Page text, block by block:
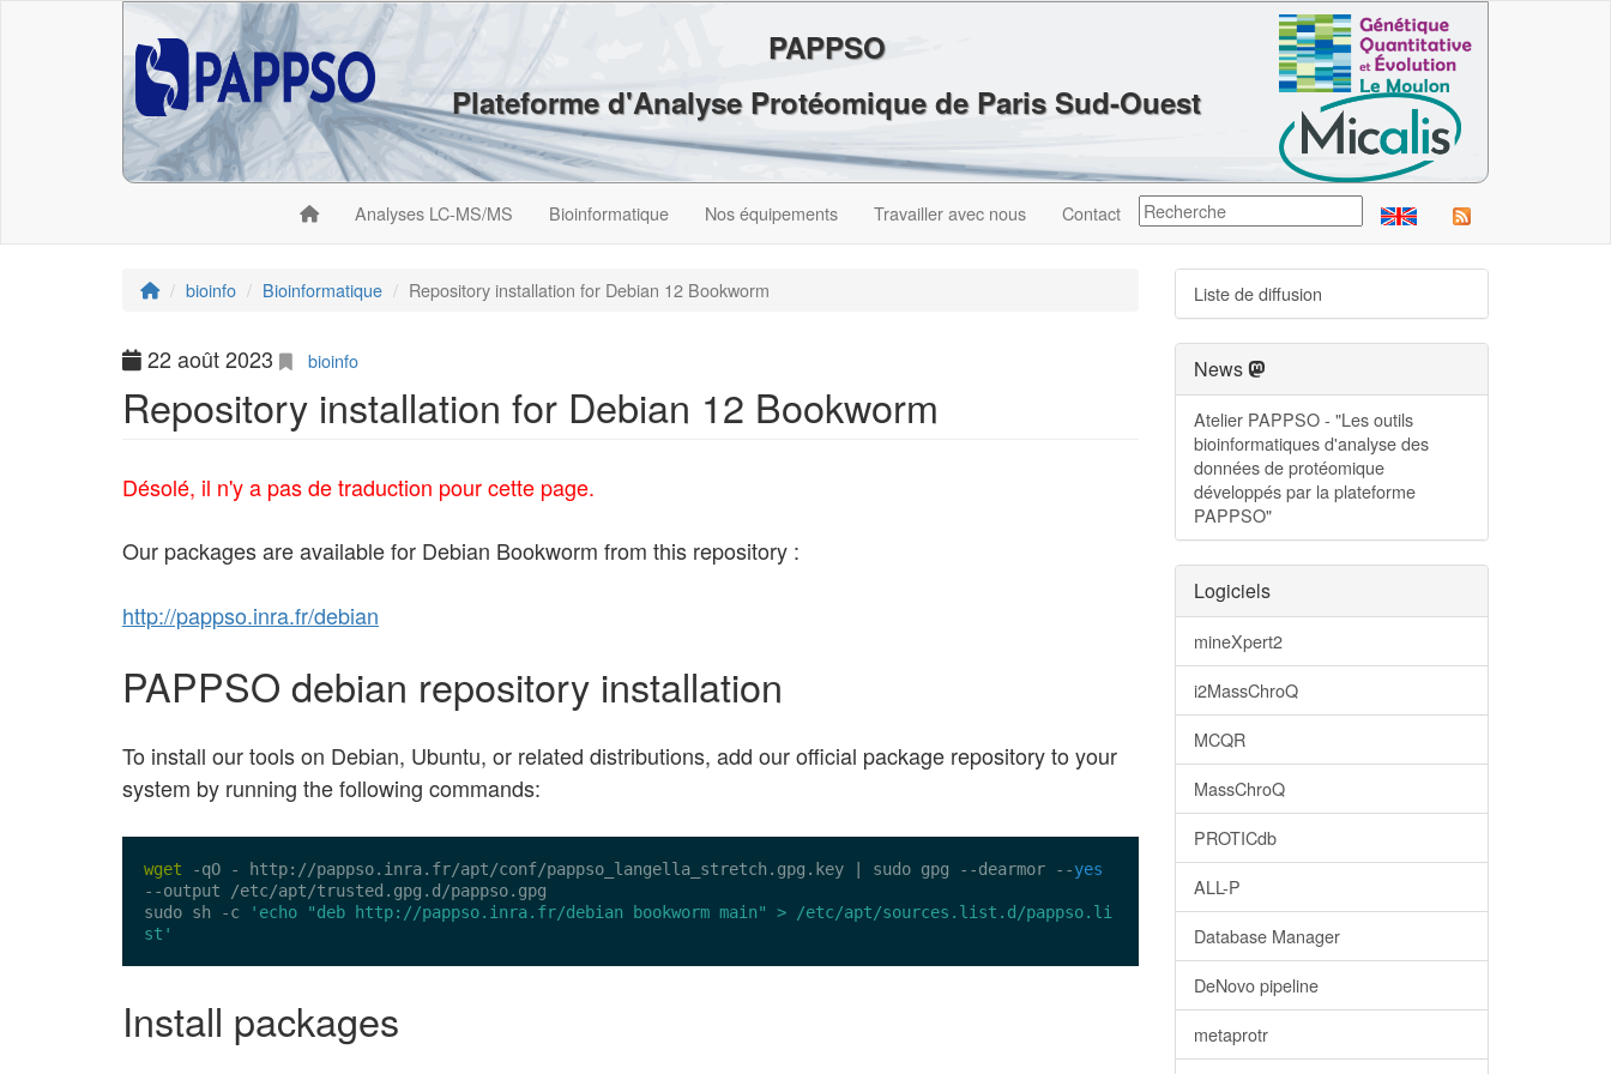
PAPPSO
Plateforme d'Analyse Protéomique de Paris Sud-Ouest
Contact
Travailler avec nous
Nos équipements
Bioinformatique
Analyses LC-MS/MS
bioinfo Bioinformatique Repository installation for Debian 12 Bookworm
22 août 2023 bioinfo
Repository installation for Debian 12 Bookworm
Désolé, il n'y a pas de traduction pour cette page.
Our packages are available for Debian Bookworm from this repository :
http://pappso.inra.fr/debian
PAPPSO debian repository installation
To install our tools on Debian, Ubuntu, or related distributions, add our official package repository to your
system by running the following commands:
wget -qO - http://pappso.inra.fr/apt/conf/pappso_langella_stretch.gpg.key | sudo gpg --dearmor --yes
--output /etc/apt/trusted.gpg.d/pappso.gpg
sudo sh -c
'echo "deb http://pappso.inra.fr/debian bookworm main" > /etc/apt/sources.list.d/pappso.li
st'
Install packages
Liste de diffusion
News
Atelier PAPPSO - "Les outils
bioinformatiques d'analyse des
données de protéomique
développés par la plateforme
PAPPSO"
Logiciels
mineXpert2
i2MassChroQ
MCQR
MassChroQ
PROTICdb
ALL-P
Database Manager
DeNovo pipeline
metaprotr